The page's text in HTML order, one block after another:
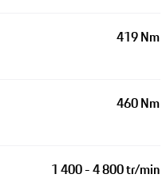
419 Nm
460 Nm
1 400 - 4 800 tr/min